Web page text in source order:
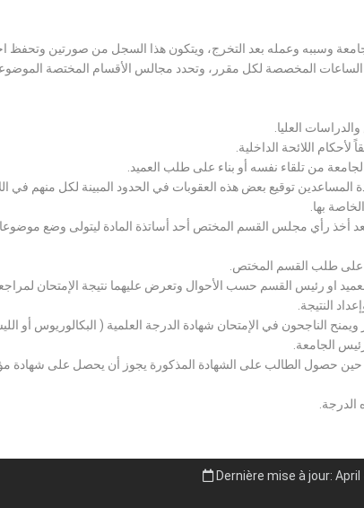
وسببه وعمله بعد التخرج، ويتكون هذا السجل من صورتين وتحفظ
الساعات المخصصة لكل مقرر، وتحدد مجالس الأقسام المختصة
العليا.
اللائحة الداخلية.
من تلقاء نفسه أو بناء على طلب العميد.
توقيع بعض هذه العقوبات في الحدود المبينة لكل منهم في
بها.
أخذ رأي مجلس القسم المختص أحد أساتذة المادة ليتولى وضع
على طلب القسم المختص.
او رئيس القسم حسب الأحوال وتعرض عليهما نتيجة الإمتحان
النتيجة.
الناجحون في الإمتحان شهادة الدرجة العلمية ( البكالوريوس أو
الجامعة.
حصول الطالب على الشهادة المذكورة يجوز أن يحصل على شهادة مؤقتة
الدرجة.
Dernière mise à jour: April